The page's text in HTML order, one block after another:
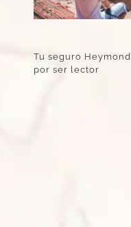
Tu seguro
por ser lector